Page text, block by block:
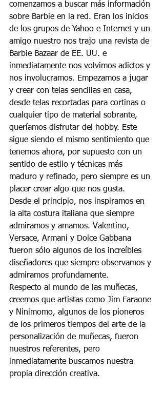
comenzamos a buscar más información
sobre Barbie en la red. Eran los inicios
de los grupos de Yahoo e Internet y un
amigo nuestro nos trajo una revista de
Barbie Bazaar de EE. UU. e
inmediatamente nos volvimos adictos y
nos involucramos. Empezamos a jugar
y crear con telas sencillas en casa,
desde telas recortadas para cortinas o
cualquier tipo de material sobrante,
queríamos disfrutar del hobby. Este
sigue siendo el mismo sentimiento que
tenemos ahora, por supuesto con un
sentido de estilo y técnicas más
maduro y refinado, pero siempre es un
placer crear algo que nos gusta.
Desde el principio, nos inspiramos en
la alta costura italiana que siempre
admiramos y amamos. Valentino,
Versace, Armani y Dolce Gabbana
fueron sólo algunos de los increíbles
diseñadores que siempre observamos y
admiramos profundamente.
Respecto al mundo de las muñecas,
creemos que artistas como Jim Faraone
y Ninimomo, algunos de los pioneros
de los primeros tiempos del arte de la
personalización de muñecas, fueron
nuestros referentes, pero
inmediatamente buscamos nuestra
propia dirección creativa.